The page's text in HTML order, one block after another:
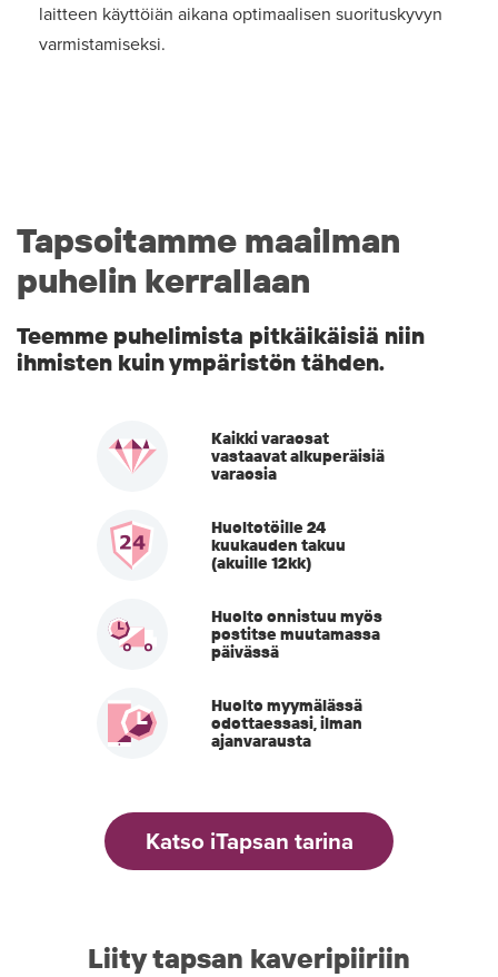
laitteen käyttöiän aikana optimaalisen suorituskyvyn
varmistamiseksi.
Tapsoitamme maailman
puhelin kerrallaan
Teemme puhelimista pitkäikäisiä niin
ihmisten kuin ympäristön tähden.
Kaikki varaosat
vastaavat alkuperäisiä
varaosia
Huoltotöille 24
kuukauden takuu
(akuille 12kk)
Huolto onnistuu myös
postitse muutamassa
päivässä
Huolto myymälässä
odottaessasi, ilman
ajanvarausta
Katso iTapsan tarina
Liity tapsan kaveripiiriin